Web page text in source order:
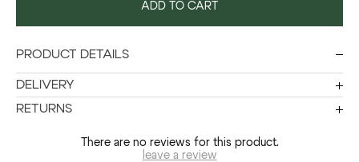
ADD TO CART
PRODUCT DETAILS
DELIVERY
RETURNS
There are no reviews for this product.
leave a review